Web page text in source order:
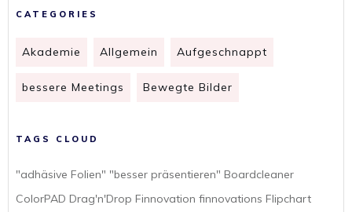
CATEGORIES
Akademie Allgemein Aufgeschnappt
bessere Meetings Bewegte Bilder
TAGS CLOUD
"adhäsive Folien" "besser präsentieren" Boardcleaner
ColorPAD Drag'n'Drop Finnovation finnovations Flipchart